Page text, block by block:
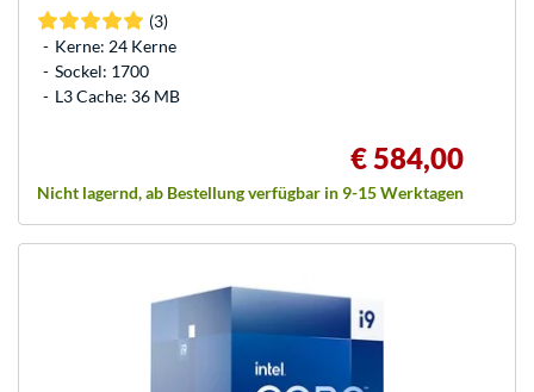
(3)
Kerne: 24 Kerne
Sockel: 1700
L3 Cache: 36 MB
€ 584,00
Nicht lagernd, ab Bestellung verfügbar in 9-15 Werktagen